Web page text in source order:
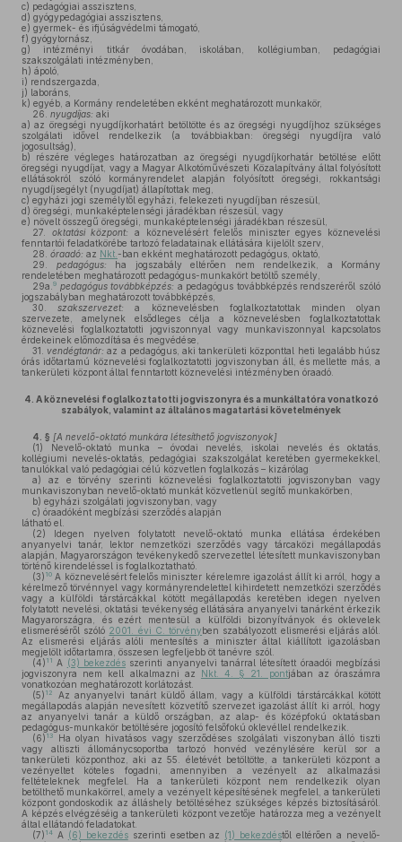
c) pedagógiai asszisztens,
d) gyógypedagógiai asszisztens,
e) gyermek- és ifjúságvédelmi támogató,
f) gyógytornász,
g) intézményi titkár óvodában, iskolában, kollégiumban, pedagógiai
szakszolgálati intézményben,
h) ápoló,
i) rendszergazda,
j) laboráns,
k) egyéb, a Kormány rendeletében ekként meghatározott munkakör,
26. nyugdíjas: aki
a) az öregségi nyugdíjkorhatárt betöltötte és az öregségi nyugdíjhoz szükséges
szolgálati idővel rendelkezik (a továbbiakban: öregségi nyugdíjra való
jogosultság),
b) részére végleges határozatban az öregségi nyugdíjkorhatár betöltése előtt
öregségi nyugdíjat, vagy a Magyar Alkotóművészeti Közalapítvány által folyósított
ellátásokról szóló kormányrendelet alapján folyósított öregségi, rokkantsági
nyugdíjsegélyt (nyugdíjat) állapítottak meg,
c) egyházi jogi személytől egyházi, felekezeti nyugdíjban részesül,
d) öregségi, munkaképtelenségi járadékban részesül, vagy
e) növelt összegű öregségi, munkaképtelenségi járadékban részesül,
27.
oktatási központ:
a köznevelésért felelős miniszter egyes köznevelési
fenntartói feladatkörébe tartozó feladatainak ellátására kijelölt szerv,
28. óraadó: az Nkt. -ban ekként meghatározott pedagógus, oktató,
29.
pedagógus: ha jogszabály eltérően nem rendelkezik, a Kormány
rendeletében meghatározott pedagógus-munkakört betöltő személy,
29a. 9 pedagógus továbbképzés: a pedagógus továbbképzés rendszeréről szóló
jogszabályban meghatározott továbbképzés,
30.
szakszervezet: a köznevelésben foglalkoztatottak minden olyan
szervezete, amelynek elsődleges célja a köznevelésben foglalkoztatottak
köznevelési foglalkoztatotti jogviszonnyal vagy munkaviszonnyal kapcsolatos
érdekeinek előmozdítása és megvédése,
31.
vendégtanár: az a pedagógus, aki tankerületi központtal heti legalább húsz
órás időtartamú köznevelési foglalkoztatotti jogviszonyban áll, és mellette más, a
tankerületi központ által fenntartott köznevelési intézményben óraadó.
4. A köznevelési foglalkoztatotti jogviszonyra és a munkáltatóra vonatkozó
szabályok, valamint az általános magatartási követelmények
4. § [A nevelő-oktató munkára létesíthető jogviszonyok]
(1) Nevelő-oktató munka – óvodai nevelés, iskolai nevelés és oktatás,
kollégiumi nevelés-oktatás, pedagógiai szakszolgálat keretében gyermekekkel,
tanulókkal való pedagógiai célú közvetlen foglalkozás – kizárólag
a) az e törvény szerinti köznevelési foglalkoztatotti jogviszonyban vagy
munkaviszonyban nevelő-oktató munkát közvetlenül segítő munkakörben,
b) egyházi szolgálati jogviszonyban, vagy
c) óraadóként megbízási szerződés alapján
látható el.
(2) Idegen nyelven folytatott nevelő-oktató munka ellátása érdekében
anyanyelvi tanár, lektor nemzetközi szerződés vagy tárcaközi megállapodás
alapján, Magyarországon tevékenykedő szervezettel létesített munkaviszonyban
történő kirendeléssel is foglalkoztatható.
(3) 10 A köznevelésért felelős miniszter kérelemre igazolást állít ki arról, hogy a
kérelmező törvénnyel vagy kormányrendelettel kihirdetett nemzetközi szerződés
vagy a külföldi társtárcákkal kötött megállapodás keretében idegen nyelven
folytatott nevelési, oktatási tevékenység ellátására anyanyelvi tanárként érkezik
Magyarországra, és ezért mentesül a külföldi bizonyítványok és oklevelek
elismeréséről szóló 2001. évi C. törvényben szabályozott elismerési eljárás alól.
Az elismerési eljárás alóli mentesítés a miniszter által kiállított igazolásban
megjelölt időtartamra, összesen legfeljebb öt tanévre szól.
(4) 11 A (3) bekezdés szerinti anyanyelvi tanárral létesített óraadói megbízási
jogviszonyra nem kell alkalmazni az Nkt. 4. § 21. pontjában az óraszámra
vonatkozóan meghatározott korlátozást.
(5) 12
Az anyanyelvi tanárt küldő állam, vagy a külföldi társtárcákkal kötött
megállapodás alapján nevesített közvetítő szervezet igazolást állít ki arról, hogy
az anyanyelvi tanár a küldő országban, az alap- és középfokú oktatásban
pedagógus-munkakör betöltésére jogosító felsőfokú oklevéllel rendelkezik.
(6) 13
Ha olyan hivatásos vagy szerződéses szolgálati viszonyban álló tiszti
vagy altiszti állománycsoportba tartozó honvéd vezénylésére kerül sor a
tankerületi központhoz, aki az 55. életévét betöltötte, a tankerületi központ a
vezényeltet köteles fogadni, amennyiben a vezényelt az alkalmazási
feltételeknek megfelel. Ha a tankerületi központ nem rendelkezik olyan
betölthető munkakörrel, amely a vezényelt képesítésének megfelel, a tankerületi
központ gondoskodik az álláshely betöltéséhez szükséges képzés biztosításáról.
A képzés elvégzéséig a tankerületi központ vezetője határozza meg a vezényelt
által ellátandó feladatokat.
(7) 14 A (6) bekezdésszerinti esetben az (1) bekezdéstől eltérően a nevelő-